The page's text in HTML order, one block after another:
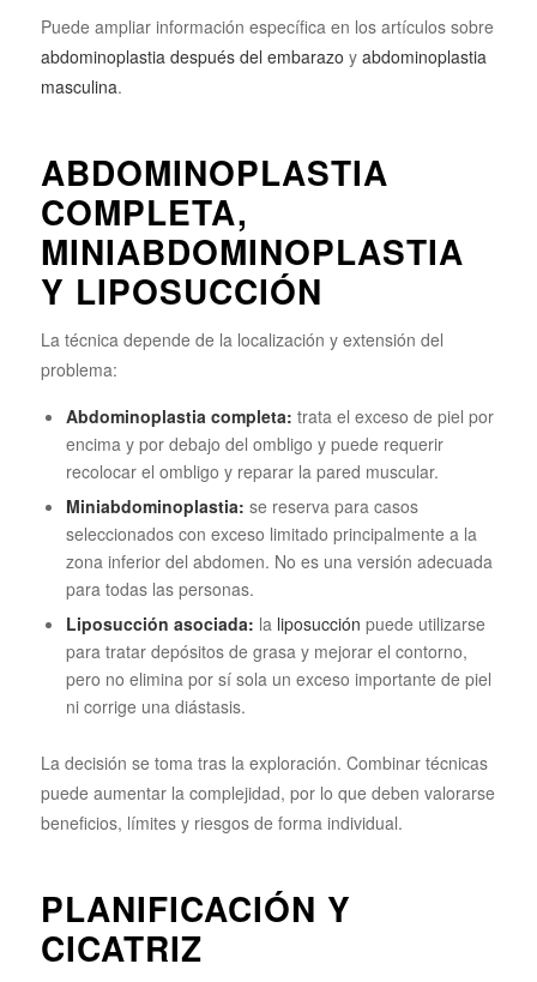
Puede ampliar información específica en los artículos sobre
abdominoplastia después del embarazo y abdominoplastia
masculina.
ABDOMINOPLASTIA
COMPLETA,
MINIABDOMINOPLASTIA
Y LIPOSUCCIÓN
La técnica depende de la localización y extensión del
problema:
Abdominoplastia completa: trata el exceso de piel por
encima y por debajo del ombligo y puede requerir
recolocar el ombligo y reparar la pared muscular.
Miniabdominoplastia: se reserva para casos
seleccionados con exceso limitado principalmente a la
zona inferior del abdomen. No es una versión adecuada
para todas las personas.
Liposucción asociada: la liposucción puede utilizarse
para tratar depósitos de grasa y mejorar el contorno,
pero no elimina por sí sola un exceso importante de piel
ni corrige una diástasis.
La decisión se toma tras la exploración. Combinar técnicas
puede aumentar la complejidad, por lo que deben valorarse
beneficios, límites y riesgos de forma individual.
PLANIFICACIÓN Y
CICATRIZ